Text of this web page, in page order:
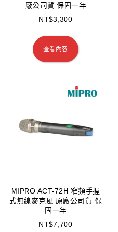
廠公司貨 保固一年
NT$3,300
查看內容
MIPRO ACT-72H 窄頻手握
式無線麥克風 原廠公司貨 保
固一年
NT$7,700